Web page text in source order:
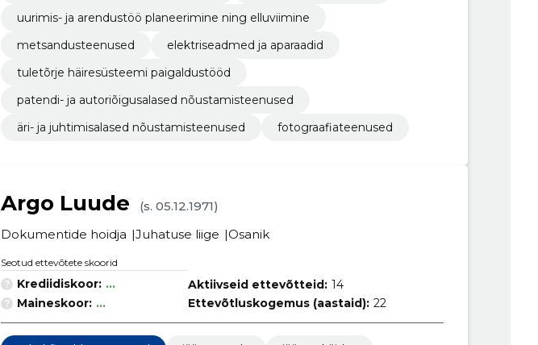
uurimis- ja arendustöö planeerimine ning elluviimine
metsandusteenused
elektriseadmed ja aparaadid
tuletõrje häiresüsteemi paigaldustööd
patendi- ja autoriõigusalased nõustamisteenused
äri- ja juhtimisalased nõustamisteenused
fotograafiateenused
Argo Luude
(s. 05.12.1971)
Dokumentide hoidja
Juhatuse liige Osanik
Seotud ettevõtete skoorid
Krediidiskoor: ...
Maineskoor: ...
Aktiivseid ettevõtteid: 14
Ettevõtluskogemus (aastaid): 22